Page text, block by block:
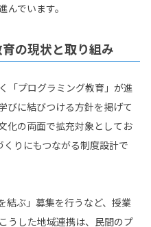
でいます。
の現状と取り組み
「プログラミング教育」が進
びに結びつける方針を掲げて
化の両面で拡充対象としてお
りにもつながる制度設計で
結ぶ」募集を行うなど、授業
うした地域連携は、民間のプ